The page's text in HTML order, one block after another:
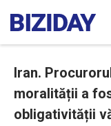
Iran.
moralității a
obligativității